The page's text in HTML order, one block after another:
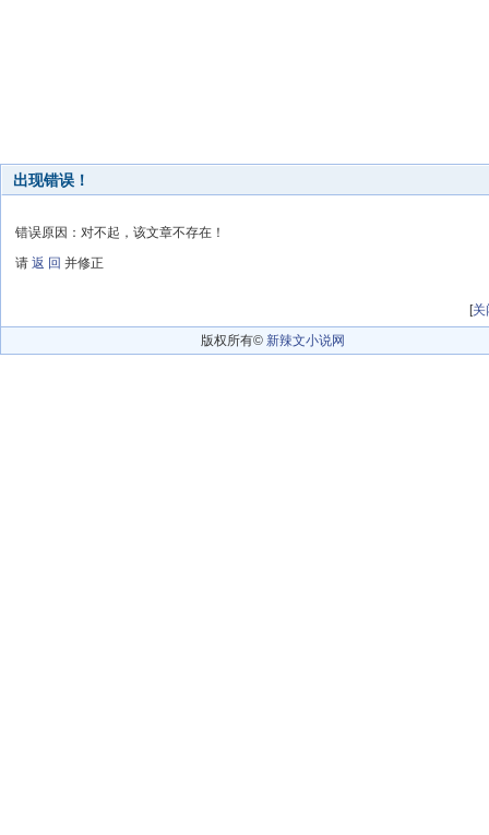
出现错误！
错误原因：对不起，该文章不存在！
请 返 回 并修正
[关
版权所有© 新辣文小说网